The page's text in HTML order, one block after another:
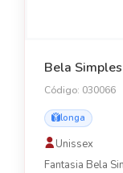
Bela Simples
Código: 030066
longa
Unissex
Fantasia Bela